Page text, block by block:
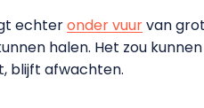
echteronder vuurvan
halen. Het zou
blijft afwachten.